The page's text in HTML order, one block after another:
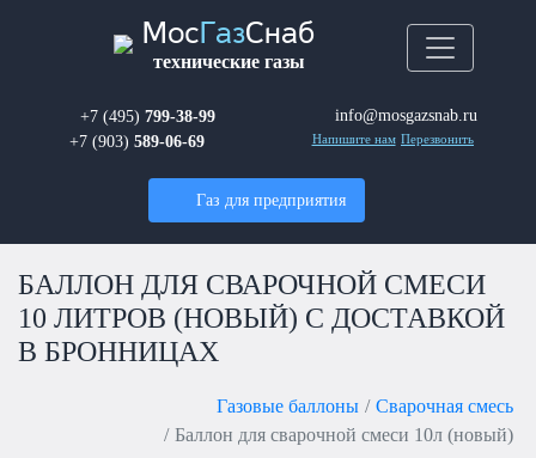
Мос ГазСнаб
технические газы
+7 (495) 799-38-99
+7 (903) 589-06-69
info@mosgazsnab.ru
Напишите нам Перезвонить
Газ для предприятия
БАЛЛОН ДЛЯ СВАРОЧНОЙ СМЕСИ
10 ЛИТРОВ (НОВЫЙ) С ДОСТАВКОЙ
В БРОННИЦАХ
Газовые баллоны
Сварочная смесь
Баллон для сварочной смеси 10л (новый)